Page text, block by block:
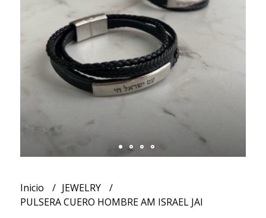
Inicio
JEWELRY
PULSERA CUERO HOMBRE AM ISRAEL JAI